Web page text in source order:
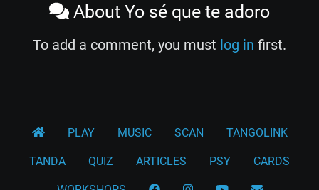
About Yo sé que te adoro
To add a comment, you must log in first.
PLAY MUSIC SCAN TANGOLINK
TANDA QUIZ ARTICLES PSY CARDS